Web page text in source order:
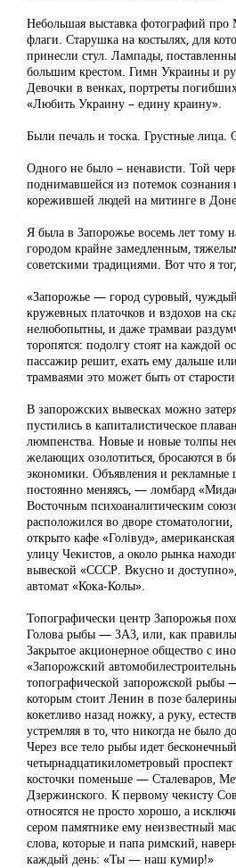
Небольшая выставка фотографий
флаги. Старушка на костылях, для
принесли стул. Лампады,
большим крестом. Гимн Украины и
Девочки в венках, портреты
«Любить Украину – едину краину».
Были печаль и тоска. Грустные лица.
Одного не было – ненависти. Той
поднимавшейся из потемок
корежившей людей на митинге в
Я была в Запорожье восемь лет тому
городом крайне замедленным,
советскими традициями. Вот что я
«Запорожье — город суровый,
кружевных платочков и вздохов на
нелюбопытны, и даже трамваи
торопятся: подолгу стоят на каждой
пассажир решит, ехать ему дальше
трамваями это может быть от старости.
В запорожских вывесках можно
пустились в капиталистическое
люмпенства. Новые и новые толпы
желающих озолотиться, бросаются в
экономики. Объявления и рекламные
постоянно меняясь, — ломбард
Восточным психоаналитическим
расположился во дворе
открыто кафе «Голiвуд»,
улицу Чекистов, а около рынка
вывеской «СССР. Вкусно и
автомат «Кока-Колы».
Топографически центр Запорожья
Голова рыбы — ЗАЗ, или, как
Закрытое акционерное общество с
«Запорожский
топографической запорожской рыбы
которым стоит Ленин в позе
кокетливо назад ножку, а руку,
устремляя в то, что никогда не было
Через все тело рыбы идет
четырнадцатикилометровый
косточки поменьше — Сталеваров,
Дзержинского. К первому чекисту
относятся не просто хорошо, а
сером памятнике ему неизвестный
слова, которые и папа римский,
каждый день: «Ты — наш кумир!»